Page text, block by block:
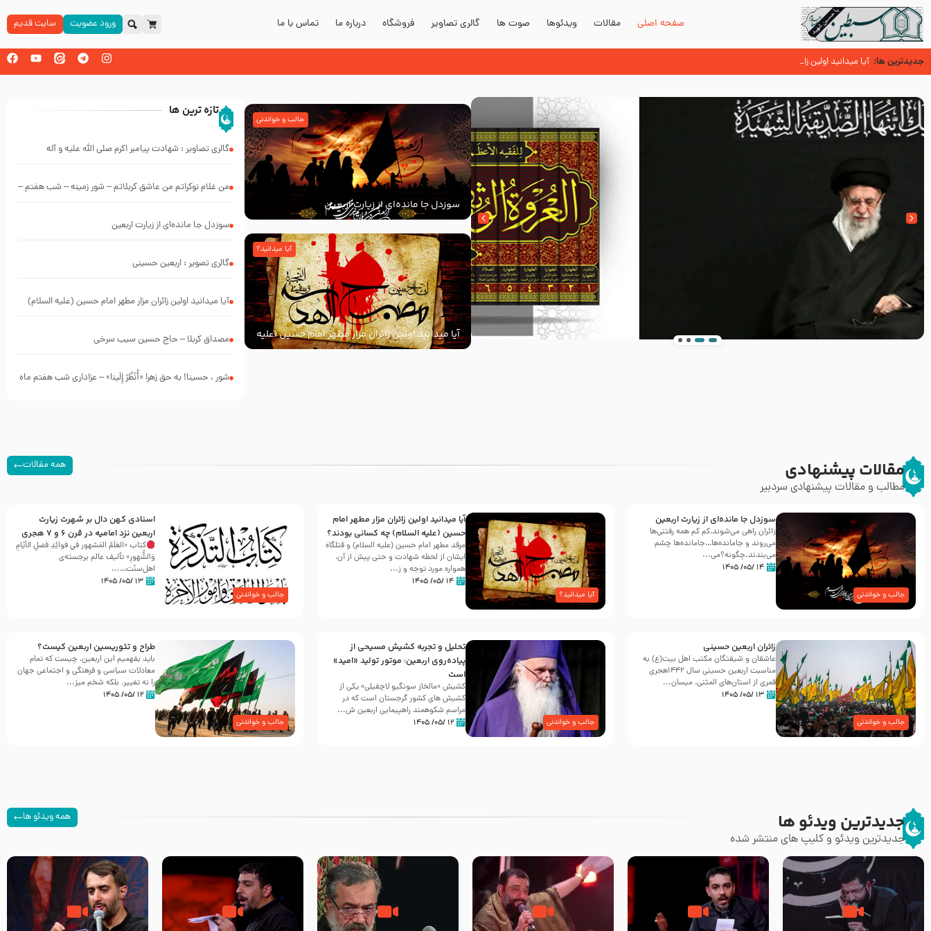
صفحه اصلی مقالات ویدئوها صوت ها گالری تصاویر فروشگاه درباره ما تماس با ما ورود عضویت سایت قدیم
جدیدترین ها: آیا میدانید اولین زائران مزار مطهر امام حسین (علیه السلام) چه کس
اسنادی کهن دال بر شهرت زیارت اربعین نزد امامیه در قرن ۶ و ۷ هجری
زائران اربعین حسینی
سوزدل جا مانده‌ای از زیارت اربعین
جالب و خواندنی
آیا میدانید اولین زائران مزار مطهر امام حسین (علیه
السلام) چه کسانی بودند؟
آیا میدانید؟
تازه ترین ها
گالری تصاویر : شهادت پیامبر اکرم صلی الله علیه و آله
من غلام نوکراتم من عاشق کربلاتم – شور زمینه – شب هفتم –
سوزدل جا مانده‌ای از زیارت اربعین
گالری تصویر : اربعین حسینی
آیا میدانید اولین زائران مزار مطهر امام حسین (علیه السلام)
مصداق کربلا – حاج حسین سیب سرخی
شور ، حسینا! به‌ حق زهرا «أُنْظُرْ إِلَینا» – عزاداری شب هفتم ماه
مقالات پیشنهادی
مطالب و مقالات پیشنهادی سردبیر
همه مقالات
جالب و خواندنی
سوزدل جا مانده‌ای از زیارت اربعین
زائران راهی می‌شوند،کم‌ کم همه رفتنی‌ها
می‌روند و جامانده‌ها…جامانده‌ها چشم
می‌بندند.چگونه؟می‌...
۱۴ /۰۵/ ۱۴۰۵
آیا میدانید؟
آیا میدانید اولین زائران مزار مطهر امام
حسین (علیه السلام) چه کسانی بودند؟
مرقد مطهر امام حسین (علیه السلام) و قتلگاه
ایشان از لحظه شهادت و حتی پیش از آن،
همواره مورد توجه و ز...
۱۴ /۰۵/ ۱۴۰۵
جالب و خواندنی
اسنادی کهن دال بر شهرت زیارت
اربعین نزد امامیه در قرن ۶ و ۷ هجری
کتاب «العَلَمُ المَشهور في فَوائِدِ فَضلِ الأيّامِ
وَالشُّهورِ» تألیف عالم برجسته‌ی
اهل‌سنّت…...
۱۳ /۰۵/ ۱۴۰۵
جالب و خواندنی
زائران اربعین حسینی
عاشقان و شیفتگان مکتب اهل بیت(ع) به
مناسبت اربعین حسینی سال ۱۴۴۲هجری
قمری از استان‌های المثنی، میسان...
۱۳ /۰۵/ ۱۴۰۵
جالب و خواندنی
تحلیل و تجربه کشیش مسیحی از
پیاده‌روی اربعین: موتور تولید «امید»
است
کشیش «مالخاز سونگیو لاچفیلی» یکی از
کشیش های کشور گرجستان است که در
مراسم شکوهمند راهپیمایی اربعین ش...
۱۲ /۰۵/ ۱۴۰۵ جالب و خواندنی
طراح و تئوریسین اربعین کیست؟
باید بفهمیم این اربعین، چیست که تمام
معادلات سیاسی و فرهنگی و اجتماعی جهان
را نه تغییر، بلکه شخم میز...
۱۲ /۰۵/ ۱۴۰۵
جدیدترین ویدئو ها
جدیدترین ویدئو و کلیپ های منتشر شده
همه ویدئو ها